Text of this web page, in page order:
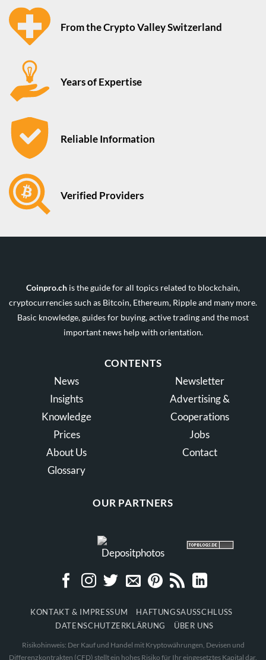
From the Crypto Valley Switzerland
Years of Expertise
Reliable Information
Verified Providers
Coinpro.ch is the guide for all topics related to blockchain,
cryptocurrencies such as Bitcoin, Ethereum, Ripple and many more.
Basic knowledge, guides for buying, active trading and the most
important news help with orientation.
CONTENTS
News
Insights
Knowledge
Prices
About Us
Glossary
Newsletter
Advertising &
Cooperations
Jobs
Contact
OUR PARTNERS
KONTAKT & IMPRESSUM
HAFTUNGSAUSSCHLUSS
DATENSCHUTZERKLÄRUNG
ÜBER UNS
Risikohinweis: Der Kauf und Handel mit Kryptowährungen, Devisen und
Differenzkontrakten (CFD) stellt ein hohes Risiko für Ihr eingesetztes Kapital dar.